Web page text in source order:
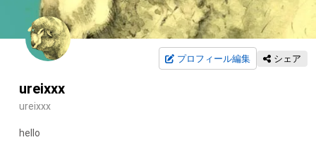
プロフィール編集 シェア
ureixxx
ureixxx
hello